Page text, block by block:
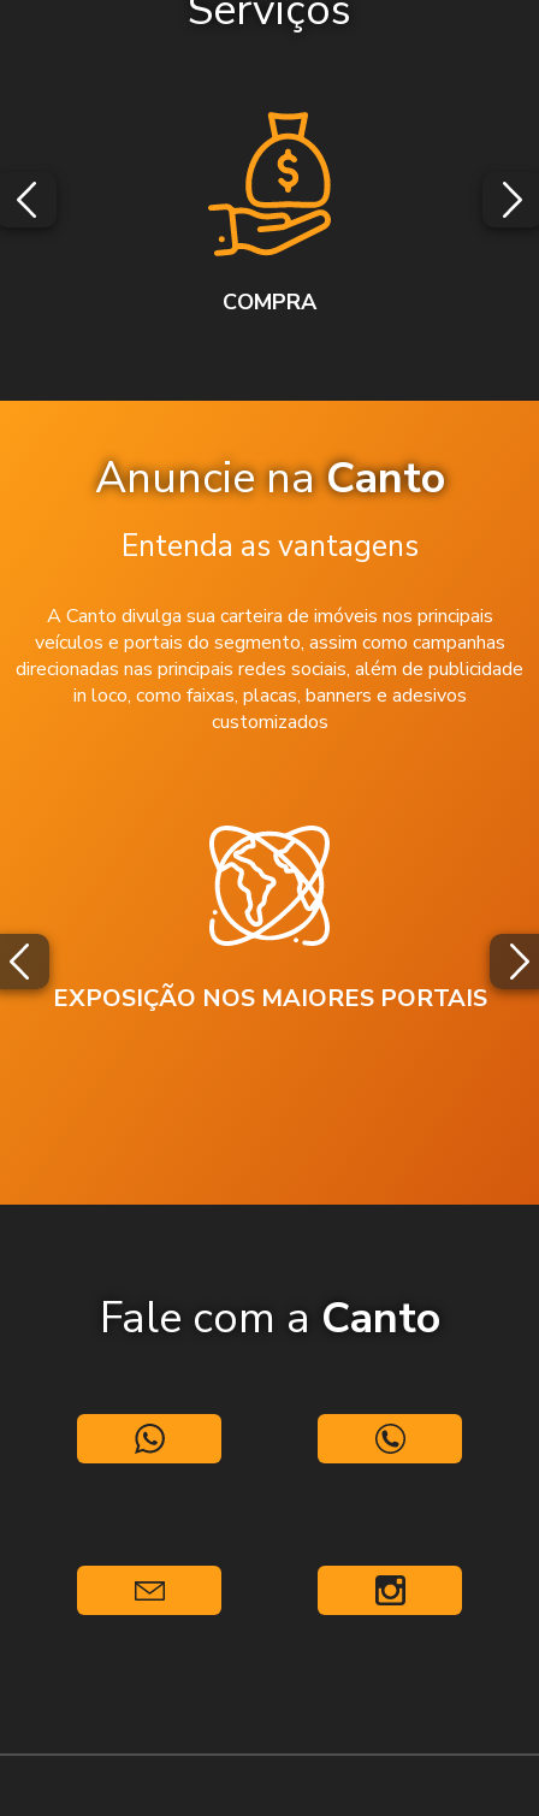
COMPRA
Anuncie naCanto
Entenda as vantagens
A Canto divulga sua carteira de imóveis nos principais
veículos e portais do segmento, assim como campanhas
direcionadas nas principais redes sociais, além de publicidade
in loco, como faixas, placas, banners e adesivos
customizados
EXPOSIÇÃO NOS MAIORES PORTAIS
Fale com a Canto